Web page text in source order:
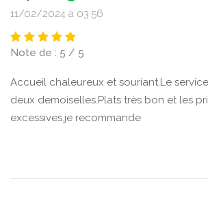
11/02/2024 à 03:56
Note de : 5 / 5
Accueil chaleureux et souriant.Le
deux demoiselles.Plats très bon et les
excessives.je recommande